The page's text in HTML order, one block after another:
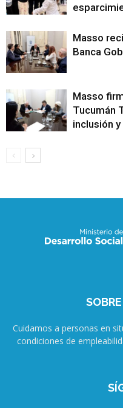
Masso
Banca
Masso
Tucumán
inclusión
Cuidamos a personas en
condiciones de